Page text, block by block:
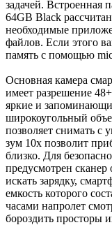
задачей. Встроенная
64GB Black
необходимые
файлов. Если этого
память с помощью
Основная камера
имеет разрешение
яркие и
широкоугольный
позволяет снимать с
зум 10х позволит
близко. Для
предусмотрен сканер
искать зарядку,
емкость которого
часами напролет
бороздить просторы